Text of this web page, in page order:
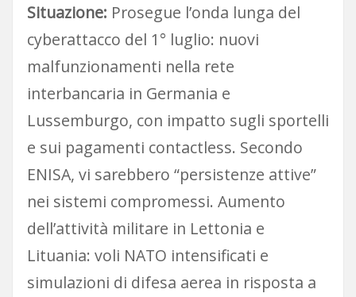
Situazione: Prosegue l’onda lunga del
cyberattacco del 1° luglio: nuovi
malfunzionamenti nella rete
interbancaria in Germania e
Lussemburgo, con impatto sugli sportelli
e sui pagamenti contactless. Secondo
ENISA, vi sarebbero “persistenze attive”
nei sistemi compromessi. Aumento
dell’attività militare in Lettonia e
Lituania: voli NATO intensificati e
simulazioni di difesa aerea in risposta a